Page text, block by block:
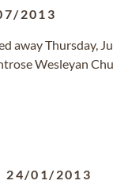
2013
away Thursday,
Wesleyan
24/01/2013